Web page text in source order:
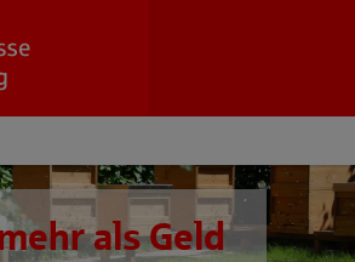
als Geld